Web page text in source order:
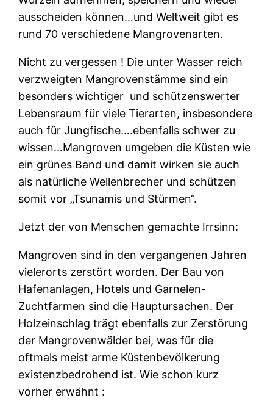
ausscheiden können…und Weltweit gibt es
rund 70 verschiedene Mangrovenarten.
Nicht zu vergessen ! Die unter Wasser reich
verzweigten Mangrovenstämme sind ein
besonders wichtiger und schützenswerter
Lebensraum für viele Tierarten, insbesondere
auch für Jungfische….ebenfalls schwer zu
wissen…Mangroven umgeben die Küsten wie
ein grünes Band und damit wirken sie auch
als natürliche Wellenbrecher und schützen
somit vor „Tsunamis und Stürmen“.
Jetzt der von Menschen gemachte Irrsinn:
Mangroven sind in den vergangenen Jahren
vielerorts zerstört worden. Der Bau von
Hafenanlagen, Hotels und Garnelen-
Zuchtfarmen sind die Hauptursachen. Der
Holzeinschlag trägt ebenfalls zur Zerstörung
der Mangrovenwälder bei, was für die
oftmals meist arme Küstenbevölkerung
existenzbedrohend ist. Wie schon kurz
vorher erwähnt :